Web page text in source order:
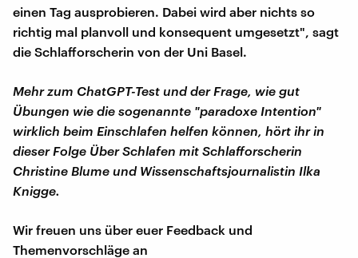
einen Tag ausprobieren. Dabei wird aber nichts so
richtig mal planvoll und konsequent umgesetzt", sagt
die Schlafforscherin von der Uni Basel.
Mehr zum ChatGPT-Test und der Frage, wie gut
Übungen wie die sogenannte "paradoxe Intention"
wirklich beim Einschlafen helfen können, hört ihr in
dieser Folge Über Schlafen mit Schlafforscherin
Christine Blume und Wissenschaftsjournalistin Ilka
Knigge.
Wir freuen uns über euer Feedback und
Themenvorschläge an